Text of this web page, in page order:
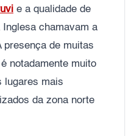
e a qualidade de
chamavam a
presença de muitas
notadamente muito
lugares mais
da zona norte